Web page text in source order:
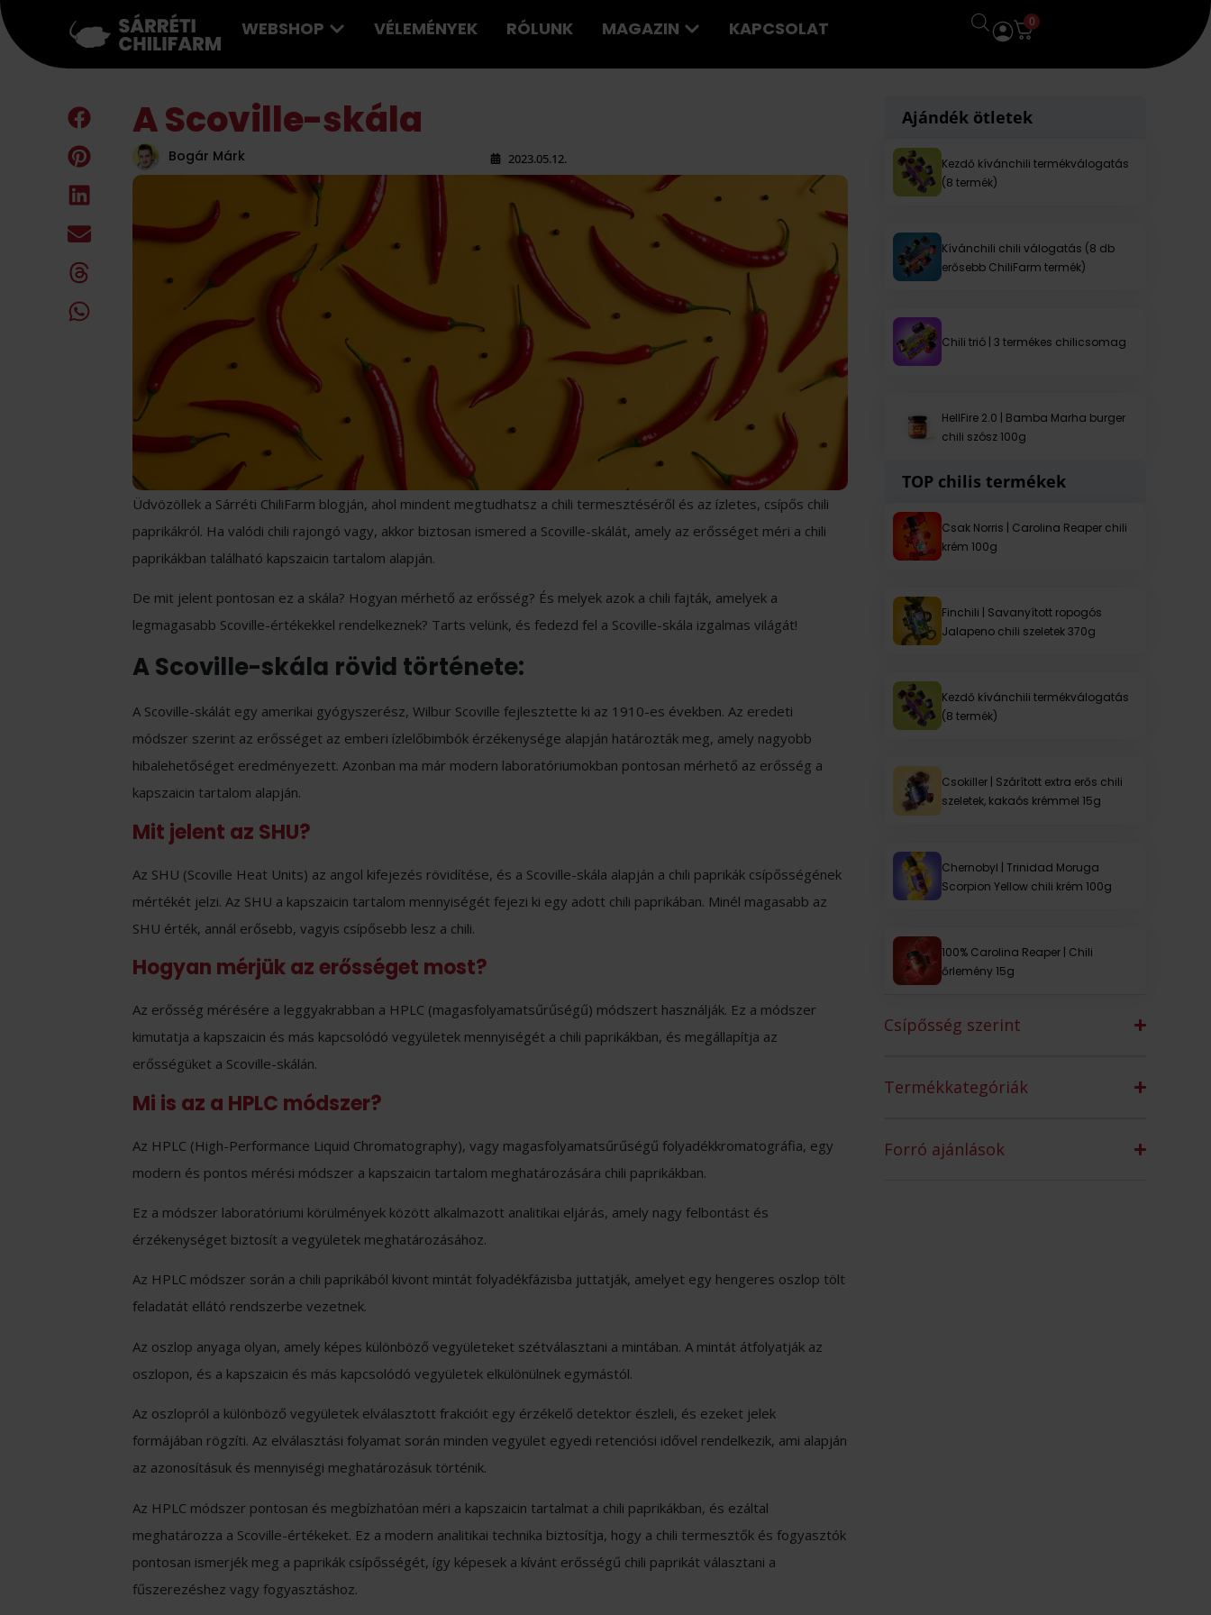
WEBSHOP VÉLEMÉNYEK RÓLUNK MAGAZIN KAPCSOLAT 0
A Scoville-skála
Bogár Márk 2023.05.12.
Üdvözöllek a Sárréti ChiliFarm blogján, ahol mindent megtudhatsz a chili termesztéséről és az ízletes, csípős chili
paprikákról. Ha valódi chili rajongó vagy, akkor biztosan ismered a Scoville-skálát, amely az erősséget méri a chili
paprikákban található kapszaicin tartalom alapján.
De mit jelent pontosan ez a skála? Hogyan mérhető az erősség? És melyek azok a chili fajták, amelyek a
legmagasabb Scoville-értékekkel rendelkeznek? Tarts velünk, és fedezd fel a Scoville-skála izgalmas világát!
A Scoville-skála rövid története:
A Scoville-skálát egy amerikai gyógyszerész, Wilbur Scoville fejlesztette ki az 1910-es években. Az eredeti
módszer szerint az erősséget az emberi ízlelőbimbók érzékenysége alapján határozták meg, amely nagyobb
hibalehetőséget eredményezett. Azonban ma már modern laboratóriumokban pontosan mérhető az erősség a
kapszaicin tartalom alapján.
Mit jelent az SHU?
Az SHU (Scoville Heat Units) az angol kifejezés rövidítése, és a Scoville-skála alapján a chili paprikák csípősségének
mértékét jelzi. Az SHU a kapszaicin tartalom mennyiségét fejezi ki egy adott chili paprikában. Minél magasabb az
SHU érték, annál erősebb, vagyis csípősebb lesz a chili.
Hogyan mérjük az erősséget most?
Az erősség mérésére a leggyakrabban a HPLC (magasfolyamatsűrűségű) módszert használják. Ez a módszer
kimutatja a kapszaicin és más kapcsolódó vegyületek mennyiségét a chili paprikákban, és megállapítja az
erősségüket a Scoville-skálán.
Mi is az a HPLC módszer?
Az HPLC (High-Performance Liquid Chromatography), vagy magasfolyamatsűrűségű folyadékkromatográfia, egy
modern és pontos mérési módszer a kapszaicin tartalom meghatározására chili paprikákban.
Ez a módszer laboratóriumi körülmények között alkalmazott analitikai eljárás, amely nagy felbontást és
érzékenységet biztosít a vegyületek meghatározásához.
Az HPLC módszer során a chili paprikából kivont mintát folyadékfázisba juttatják, amelyet egy hengeres oszlop tölt
feladatát ellátó rendszerbe vezetnek.
Az oszlop anyaga olyan, amely képes különböző vegyületeket szétválasztani a mintában. A mintát átfolyatják az
oszlopon, és a kapszaicin és más kapcsolódó vegyületek elkülönülnek egymástól.
Az oszlopról a különböző vegyületek elválasztott frakcióit egy érzékelő detektor észleli, és ezeket jelek
formájában rögzíti. Az elválasztási folyamat során minden vegyület egyedi retenciósi idővel rendelkezik, ami alapján
az azonosításuk és mennyiségi meghatározásuk történik.
Az HPLC módszer pontosan és megbízhatóan méri a kapszaicin tartalmat a chili paprikákban, és ezáltal
meghatározza a Scoville-értékeket. Ez a modern analitikai technika biztosítja, hogy a chili termesztők és fogyasztók
pontosan ismerjék meg a paprikák csípősségét, így képesek a kívánt erősségű chili paprikát választani a
fűszerezéshez vagy fogyasztáshoz.
Ajándék ötletek
Kezdő kívánchili termékválogatás
(8 termék)
Kívánchili chili válogatás (8 db
erősebb ChiliFarm termék)
Chili trió | 3 termékes chilicsomag
HellFire 2.0 | Bamba Marha burger
chili szósz 100g
TOP chilis termékek
Csak Norris | Carolina Reaper chili
krém 100g
Finchili | Savanyított ropogós
Jalapeno chili szeletek 370g
Kezdő kívánchili termékválogatás
(8 termék)
Csokiller | Szárított extra erős chili
szeletek, kakaós krémmel 15g
Chernobyl | Trinidad Moruga
Scorpion Yellow chili krém 100g
100% Carolina Reaper | Chili
őrlemény 15g
Csípősség szerint
Termékkategóriák
Forró ajánlások